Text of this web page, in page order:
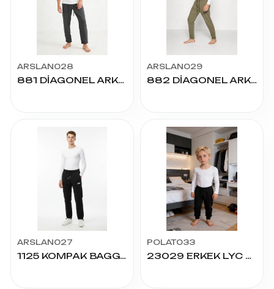
ARSLAN028
881 DİAGONEL ARKA CEPLİ DOUBLE PAÇA 9/12 YAŞ
ARSLAN029
882 DİAGONEL ARKA CEPLİ DOUBLE PAÇA 13/16 YAŞ
ARSLAN027
1125 KOMPAK BAGGY STOPERLİ STWD 13/16 YAŞ
POLAT033
23029 ERKEK LYC KOMPAK FERMUARLI ALT 5/8 YAŞ